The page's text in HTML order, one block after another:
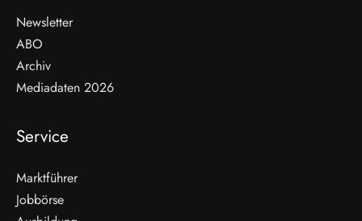
Newsletter
ABO
Archiv
Mediadaten 2026
Service
Marktführer
Jobbörse